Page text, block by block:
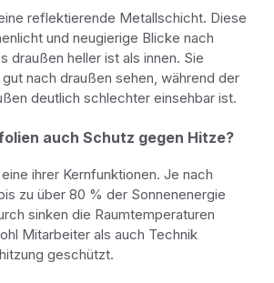
reflektierende Metallschicht. Diese
und neugierige Blicke nach
draußen heller ist als innen. Sie
nach draußen sehen, während der
deutlich schlechter einsehbar ist.
auch Schutz gegen Hitze?
ihrer Kernfunktionen. Je nach
zu über 80 % der Sonnenenergie
sinken die Raumtemperaturen
Mitarbeiter als auch Technik
geschützt.